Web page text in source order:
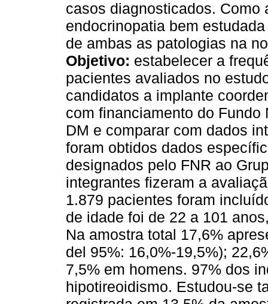
casos diagnosticados. Como
endocrinopatia bem
de ambas as patologias na
Objetivo: estabelecer a
pacientes avaliados no
candidatos a implante
com financiamento do
DM e comparar com dados
foram obtidos dados
designados pelo FNR ao
integrantes fizeram a
1.879 pacientes foram
de idade foi de 22 a 101
Na amostra total 17,6%
del 95%: 16,0%-19,5%);
7,5% em homens. 97% dos
hipotireoidismo. Estudou-se